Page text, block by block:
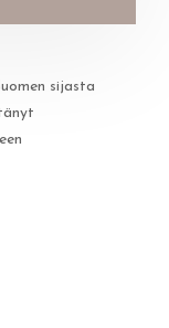
sijasta